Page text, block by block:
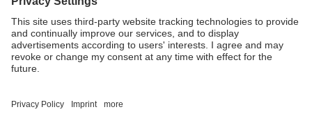
5. Jahrgang (WS25/26)